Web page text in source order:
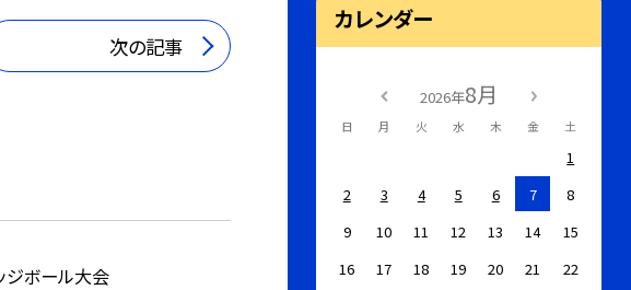
次の記事
ボール大会
カレンダー
2026年8月
日 月 火 水 木 金 土
1
2
3 4 5 6 7
8
9
10 11 12 13 14
15
16
17 18 19 20 21
22